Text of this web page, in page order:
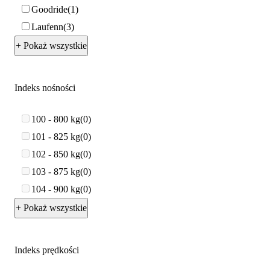
Goodride 1
Laufenn 3
+ Pokaż wszystkie
Indeks nośności
100 - 800 kg 0
101 - 825 kg 0
102 - 850 kg 0
103 - 875 kg 0
104 - 900 kg 0
+ Pokaż wszystkie
Indeks prędkości